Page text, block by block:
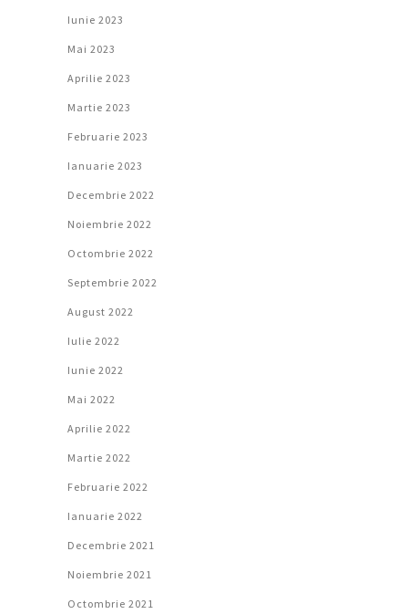
Iunie 2023
Mai 2023
Aprilie 2023
Martie 2023
Februarie 2023
Ianuarie 2023
Decembrie 2022
Noiembrie 2022
Octombrie 2022
Septembrie 2022
August 2022
Iulie 2022
Iunie 2022
Mai 2022
Aprilie 2022
Martie 2022
Februarie 2022
Ianuarie 2022
Decembrie 2021
Noiembrie 2021
Octombrie 2021